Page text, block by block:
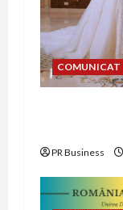
i
o
n
COMUNICAT
PR Business